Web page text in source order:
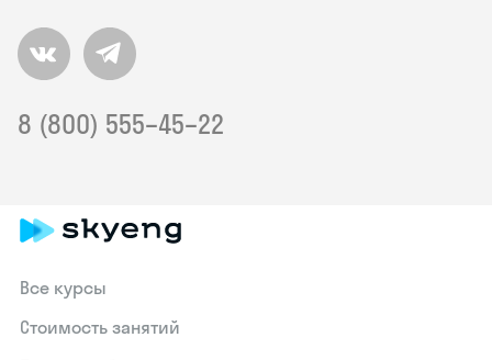
8 (800) 555–45–22
Все курсы
Стоимость занятий